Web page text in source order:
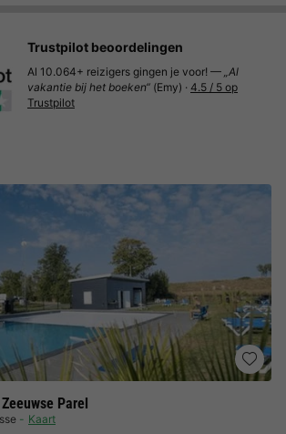
Parel
Kaart
Trustpilot beoordelingen
Al 10.064+ reizigers gingen je voor! — „Al
vakantie bij het boeken“ (Emy) · 4.5 / 5 op
Trustpilot